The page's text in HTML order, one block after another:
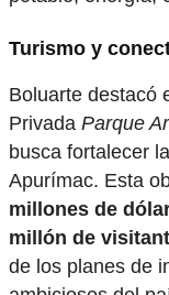
Turismo y
Boluarte destacó
Privada Parque
busca fortalecer
Apurímac. Esta
millones de
millón de
de los planes de